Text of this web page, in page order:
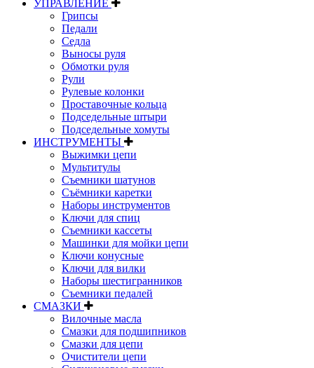
УПРАВЛЕНИЕ
Грипсы
Педали
Седла
Выносы руля
Обмотки руля
Рули
Рулевые колонки
Проставочные кольца
Подседельные штыри
Подседельные хомуты
ИНСТРУМЕНТЫ
Выжимки цепи
Мультитулы
Съемники шатунов
Съёмники каретки
Наборы инструментов
Ключи для спиц
Съемники кассеты
Машинки для мойки цепи
Ключи конусные
Ключи для вилки
Наборы шестигранников
Съемники педалей
СМАЗКИ
Вилочные масла
Смазки для подшипников
Смазки для цепи
Очистители цепи